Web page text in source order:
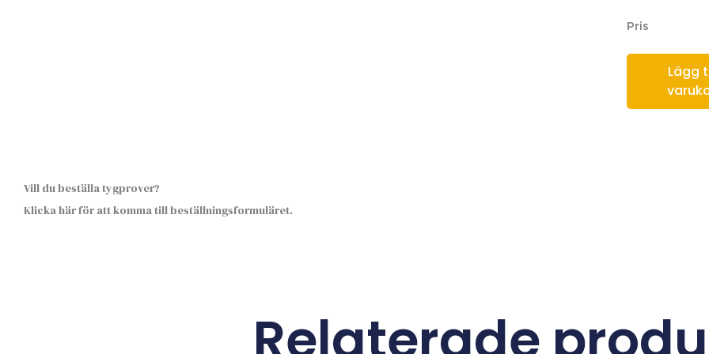
Pris
Lägg
Vill du beställa tygprover?
Klicka här för att komma till beställningsformuläret.